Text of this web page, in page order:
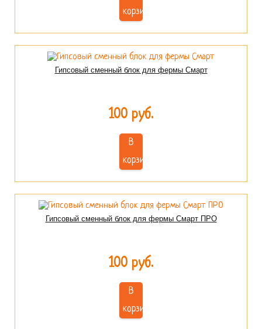
корзину
Гипсовый сменный блок для фермы Смарт
100 руб.
В
корзину
Гипсовый сменный блок для фермы Смарт ПРО
100 руб.
В
корзину